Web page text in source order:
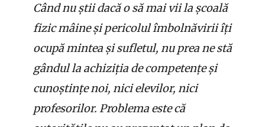
Când nu știi dacă o să mai vii la școală
fizic mâine și pericolul îmbolnăvirii îți
ocupă mintea și sufletul, nu prea ne stă
gândul la achiziția de competențe și
cunoștințe noi, nici elevilor, nici
profesorilor. Problema este că